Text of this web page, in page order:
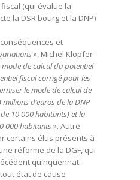
(qui évalue la
la DSR bourg et la DNP)
et
», Michel Klopfer
de calcul du potentiel
fiscal corrigé pour les
le mode de calcul de
d’euros de la DNP
10 000 habitants) et la
000 habitants ». Autre
certains élus présents à
réforme de la DGF, qui
quinquennat.
état de cause